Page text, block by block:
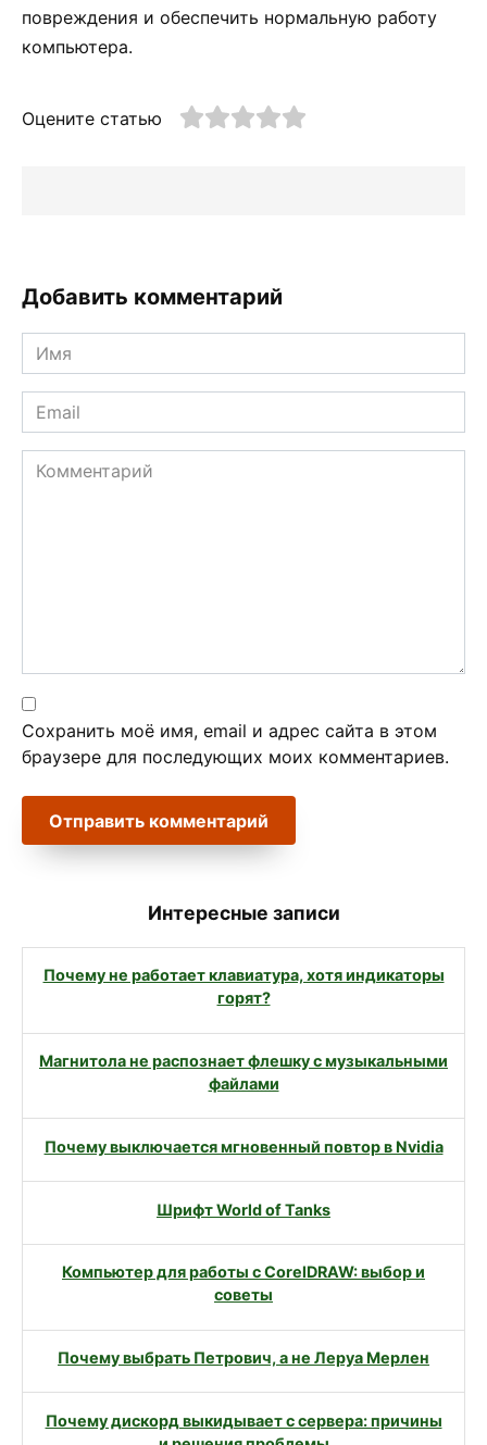
повреждения и обеспечить нормальную работу
компьютера.
Оцените статью
Добавить комментарий
Имя
*
Email
*
Комментарий
Сохранить моё имя, email и адрес сайта в этом
браузере для последующих моих комментариев.
Интересные записи
Почему не работает клавиатура, хотя индикаторы
горят?
Магнитола не распознает флешку с музыкальными
файлами
Почему выключается мгновенный повтор в Nvidia
Шрифт World of Tanks
Компьютер для работы с CorelDRAW: выбор и
советы
Почему выбрать Петрович, а не Леруа Мерлен
Почему дискорд выкидывает с сервера: причины